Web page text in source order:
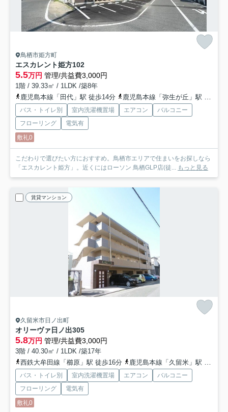
鳥栖市姫方町
エスカレント姫方102
5.5万円 管理/共益費3,000円
1階 / 39.33㎡ / 1LDK /築8年
鹿児島本線「田代」駅 徒歩14分
鹿児島本線「弥生が丘」駅 徒歩31分
バス・トイレ別 室内洗濯機置場 エアコン
バルコニー
フローリング
電気有
敷礼0
こだわりで選びたい方におすすめ。鳥栖市エリアで住まいをお探しなら
「エスカレント姫方」。近くにはローソン 鳥栖GLP店(徒... もっと見る
賃貸マンション
久留米市日ノ出町
オリーヴァ日ノ出305
5.8万円 管理/共益費3,000円
3階 / 40.30㎡ / 1LDK /築17年
西鉄大牟田線「櫛原」駅 徒歩16分
鹿児島本線「久留米」駅 徒歩19分
バス・トイレ別 室内洗濯機置場 エアコン
バルコニー
フローリング
電気有
敷礼0